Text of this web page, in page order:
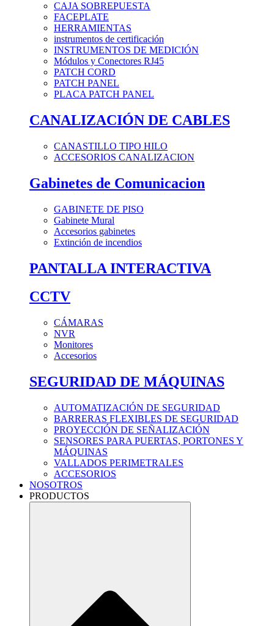
CAJA SOBREPUESTA
FACEPLATE
HERRAMIENTAS
instrumentos de certificación
INSTRUMENTOS DE MEDICIÓN
Módulos y Conectores RJ45
PATCH CORD
PATCH PANEL
PLACA PATCH PANEL
CANALIZACIÓN DE CABLES
CANASTILLO TIPO HILO
ACCESORIOS CANALIZACION
Gabinetes de Comunicacion
GABINETE DE PISO
Gabinete Mural
Accesorios gabinetes
Extinción de incendios
PANTALLA INTERACTIVA
CCTV
CÁMARAS
NVR
Monitores
Accesorios
SEGURIDAD DE MÁQUINAS
AUTOMATIZACIÓN DE SEGURIDAD
BARRERAS FLEXIBLES DE SEGURIDAD
PROYECCIÓN DE SEÑALIZACIÓN
SENSORES PARA PUERTAS, PORTONES Y
MÁQUINAS
VALLADOS PERIMETRALES
ACCESORIOS
NOSOTROS
PRODUCTOS